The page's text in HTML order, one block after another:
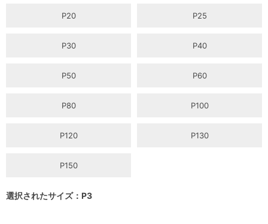
P20 P25
P30 P40
P50 P60
P80 P100
P120 P130
P150
選択されたサイズ：P3